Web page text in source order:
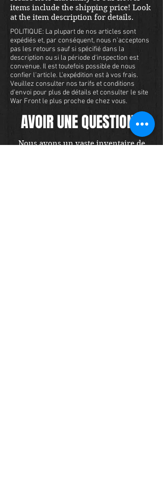
items include the shipping price! Look
at the item description for details.
POLITIQUE: La plupart de nos articles sont
expédiés et, par conséquent, nous n'acceptons
pas les retours sauf si spécifié dans la
description ou si la période d'inspection est
convenue. Il est toutefois possible de nous
confier l'article. L'expédition est à vos frais.
Veuillez consulter nos tarifs et conditions
d'envoi pour plus de détails et consulter le site
War Front le plus proche de chez vous.
AVOIR UNE QUESTION?
Nous avons un vaste inventaire de